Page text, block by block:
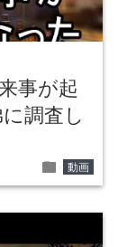
事が起
調査し
folder 動画